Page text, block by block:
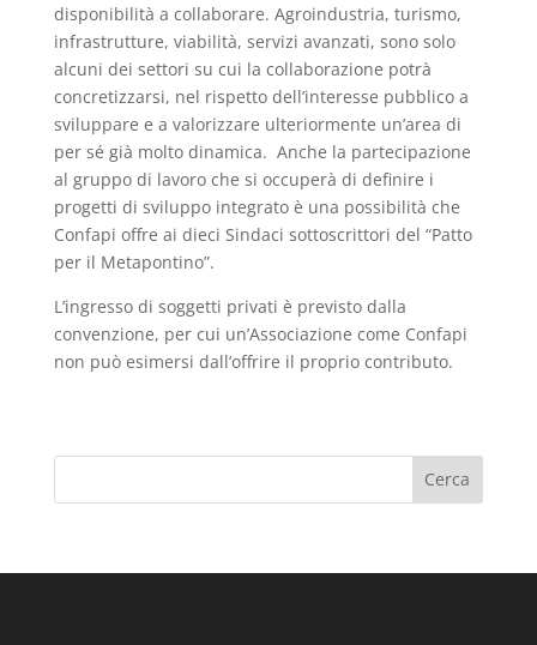
disponibilità a collaborare. Agroindustria, turismo,
infrastrutture, viabilità, servizi avanzati, sono solo
alcuni dei settori su cui la collaborazione potrà
concretizzarsi, nel rispetto dell’interesse pubblico a
sviluppare e a valorizzare ulteriormente un’area di
per sé già molto dinamica. Anche la partecipazione
al gruppo di lavoro che si occuperà di definire i
progetti di sviluppo integrato è una possibilità che
Confapi offre ai dieci Sindaci sottoscrittori del “Patto
per il Metapontino”.
L’ingresso di soggetti privati è previsto dalla
convenzione, per cui un’Associazione come Confapi
non può esimersi dall’offrire il proprio contributo.